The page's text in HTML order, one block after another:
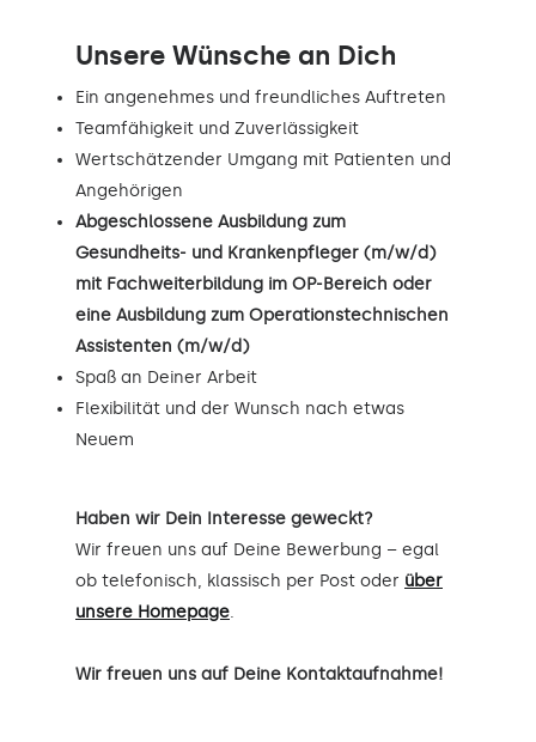
Unsere Wünsche an Dich
Ein angenehmes und freundliches Auftreten
Teamfähigkeit und Zuverlässigkeit
Wertschätzender Umgang mit Patienten und
Angehörigen
Abgeschlossene Ausbildung zum
Gesundheits- und Krankenpfleger (m/w/d)
mit Fachweiterbildung im OP-Bereich oder
eine Ausbildung zum Operationstechnischen
Assistenten (m/w/d)
Spaß an Deiner Arbeit
Flexibilität und der Wunsch nach etwas
Neuem
Haben wir Dein Interesse geweckt?
Wir freuen uns auf Deine Bewerbung – egal
ob telefonisch, klassisch per Post oder über
unsere Homepage.
Wir freuen uns auf Deine Kontaktaufnahme!